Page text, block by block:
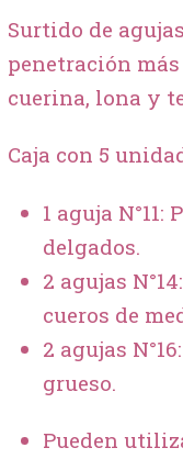
Surtido de
penetración
cuerina, lona y
Caja con 5
1 aguja N°11:
delgados.
2 agujas
cueros de
2 agujas
grueso.
Pueden